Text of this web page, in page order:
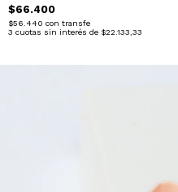
$66.400
$56.440 con transfe
3 cuotas sin interés de $22.133,33